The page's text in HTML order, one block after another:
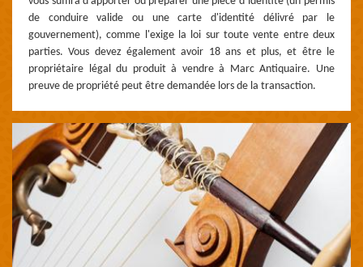
de conduire valide ou une carte d'identité délivré par le
gouvernement), comme l'exige la loi sur toute vente entre deux
parties. Vous devez également avoir 18 ans et plus, et être le
propriétaire légal du produit à vendre à Marc Antiquaire. Une
preuve de propriété peut être demandée lors de la transaction.